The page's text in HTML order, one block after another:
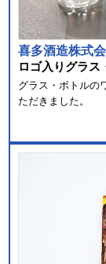
喜多酒造株式
ロゴ⼊りグラス
グラス・ボトルの
ただきました。